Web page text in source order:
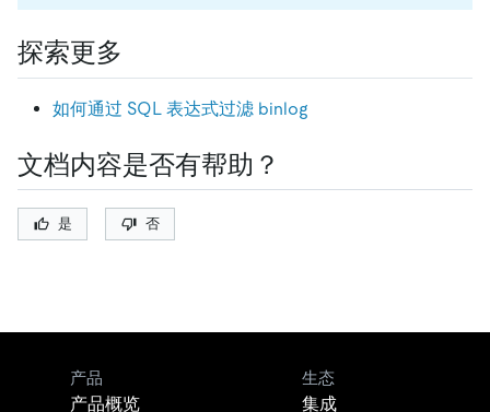
探索更多
如何通过 SQL 表达式过滤 binlog
文档内容是否有帮助？
是 否
产品
产品概览
生态
集成